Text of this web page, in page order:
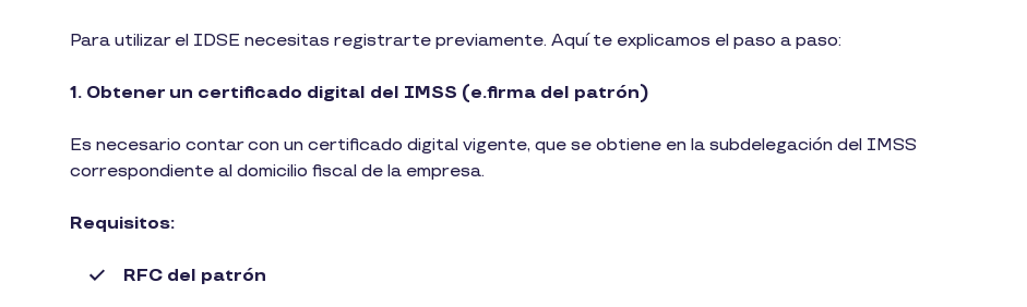
Para utilizar el IDSE necesitas registrarte previamente. Aquí te explicamos el paso a paso:
1. Obtener un certificado digital del IMSS (e.firma del patrón)
Es necesario contar con un certificado digital vigente, que se obtiene en la subdelegación del IMSS
correspondiente al domicilio fiscal de la empresa.
Requisitos:
RFC del patrón